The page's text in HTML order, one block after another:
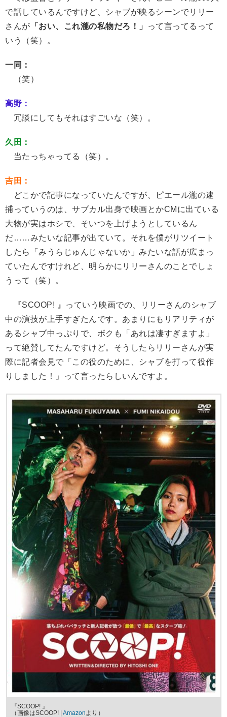
で話しているんですけど、シャブが映るシーンでリリー
さんが 「おい、これ瀧の私物だろ！」
って言ってるって
いう（笑）。
一同：
（笑）
高野：
冗談にしてもそれはすごいな（笑）。
久田：
当たっちゃってる（笑）。
吉田：
どこかで記事になっていたんですが、ピエール瀧の逮
捕っていうのは、サブカル出身で映画とかCMに出ている
大物が実はホシで、そいつを上げようとしているん
だ……みたいな記事が出ていて。それを僕がリツイート
したら「みうらじゅんじゃないか」みたいな話が広まっ
ていたんですけれど、明らかにリリーさんのことでしょ
うって（笑）。
『SCOOP! 』っていう映画での、リリーさんのシャブ
中の演技が上手すぎたんです。あまりにもリアリティが
あるシャブ中っぷりで、ボクも「あれは凄すぎますよ」
って絶賛してたんですけど。そうしたらリリーさんが実
際に記者会見で「この役のために、シャブを打って役作
りしました！」って言ったらしいんですよ。
『SCOOP! 』
（画像はSCOOP! | Amazon より）